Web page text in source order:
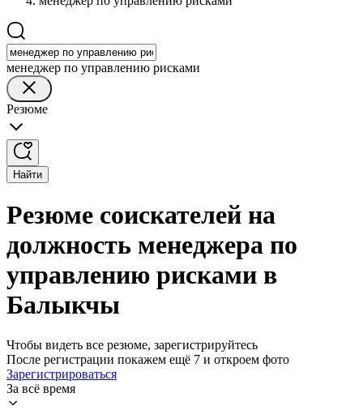
менеджер по управлению рисками
Резюме
Найти
Резюме соискателей на
должность менеджера по
управлению рисками в
Балыкчы
Чтобы видеть все резюме, зарегистрируйтесь
После регистрации покажем ещё 7 и откроем фото
Зарегистрироваться
За всё время